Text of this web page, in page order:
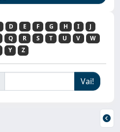
D E F G H I
J
Q R S T U V
W
Y Z